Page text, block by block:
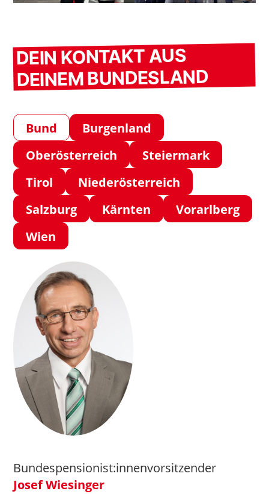
DEIN KONTAKT AUS
DEINEM BUNDESLAND
Bund
Burgenland
Oberösterreich
Steiermark
Tirol
Niederösterreich
Salzburg
Kärnten
Vorarlberg
Wien
Bundespensionist:innenvorsitzender
Josef Wiesinger